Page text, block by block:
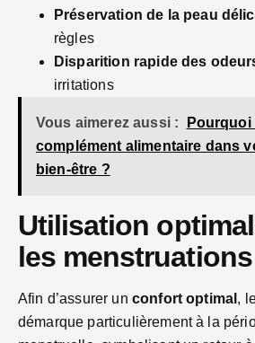
Préservation de la peau
règles
Disparition rapide des
irritations
Vous aimerez aussi :
complément alimentaire dans
bien-être ?
Utilisation
les menstruations
Afin d’assurer un confort optimal ,
démarque particulièrement à la